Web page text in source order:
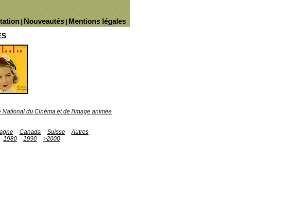
Mentions légales
Nouveautés
National du Cinéma et de l'image animée
Canada Suisse
Autres
1980 1990
>2000